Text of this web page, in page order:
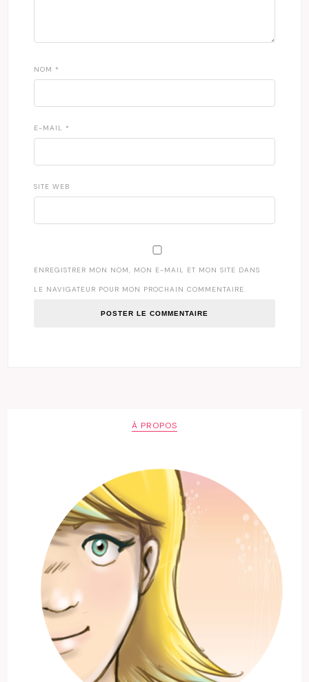
NOM *
E-MAIL *
SITE WEB
ENREGISTRER MON NOM, MON E-MAIL ET MON SITE DANS
LE NAVIGATEUR POUR MON PROCHAIN COMMENTAIRE.
À PROPOS